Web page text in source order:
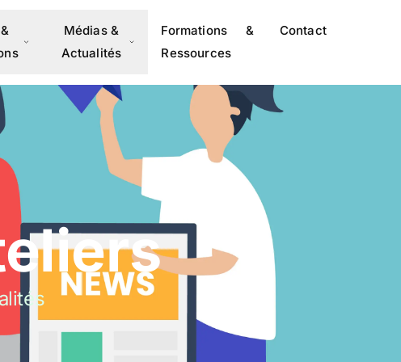
Médias &
Actualités
Formations &
Ressources
Contact